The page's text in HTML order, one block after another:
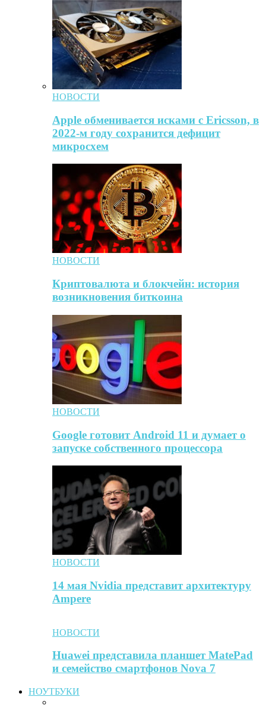
НОВОСТИ
Apple обменивается исками с Ericsson, в
2022-м году сохранится дефицит
микросхем
НОВОСТИ
Криптовалюта и блокчейн: история
возникновения биткоина
НОВОСТИ
Google готовит Android 11 и думает о
запуске собственного процессора
НОВОСТИ
14 мая Nvidia представит архитектуру
Ampere
НОВОСТИ
Huawei представила планшет MatePad
и семейство смартфонов Nova 7
НОУТБУКИ